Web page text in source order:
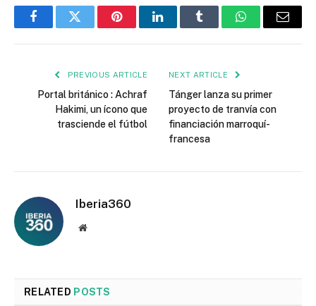
FacebookTwitter PinterestLinkedInTumblr WhatsAppEmail
PREVIOUS ARTICLE
Portal británico : Achraf
Hakimi, un ícono que
trasciende el fútbol
NEXT ARTICLE
Tánger lanza su primer
proyecto de tranvía con
financiación marroquí-
francesa
Iberia360
Website
RELATED POSTS